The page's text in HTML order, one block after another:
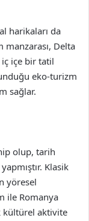
harikaları da
manzarası, Delta
içe bir tatil
eko-turizm
sağlar.
olup, tarih
Klasik
yöresel
ile Romanya
kültürel aktivite